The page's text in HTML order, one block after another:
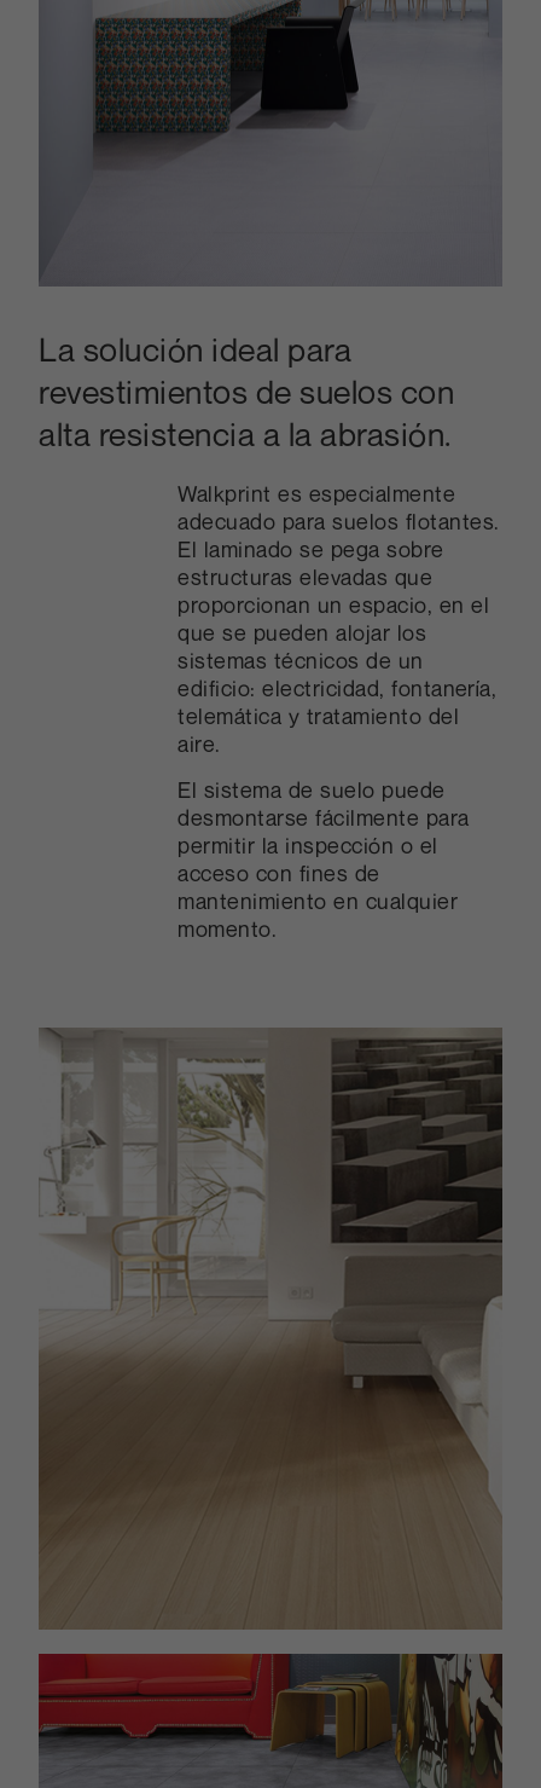
La solución ideal para
revestimientos de suelos con
alta resistencia a la abrasión.
Walkprint es especialmente
adecuado para suelos flotantes.
El laminado se pega sobre
estructuras elevadas que
proporcionan un espacio, en el
que se pueden alojar los
sistemas técnicos de un
edificio: electricidad, fontanería,
telemática y tratamiento del
aire.
El sistema de suelo puede
desmontarse fácilmente para
permitir la inspección o el
acceso con fines de
mantenimiento en cualquier
momento.